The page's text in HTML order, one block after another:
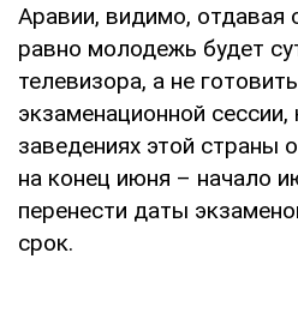
Аравии, видимо, отдавая
равно молодежь будет
телевизора, а не
экзаменационной
заведениях этой страны
на конец июня – начало
перенести даты
срок.